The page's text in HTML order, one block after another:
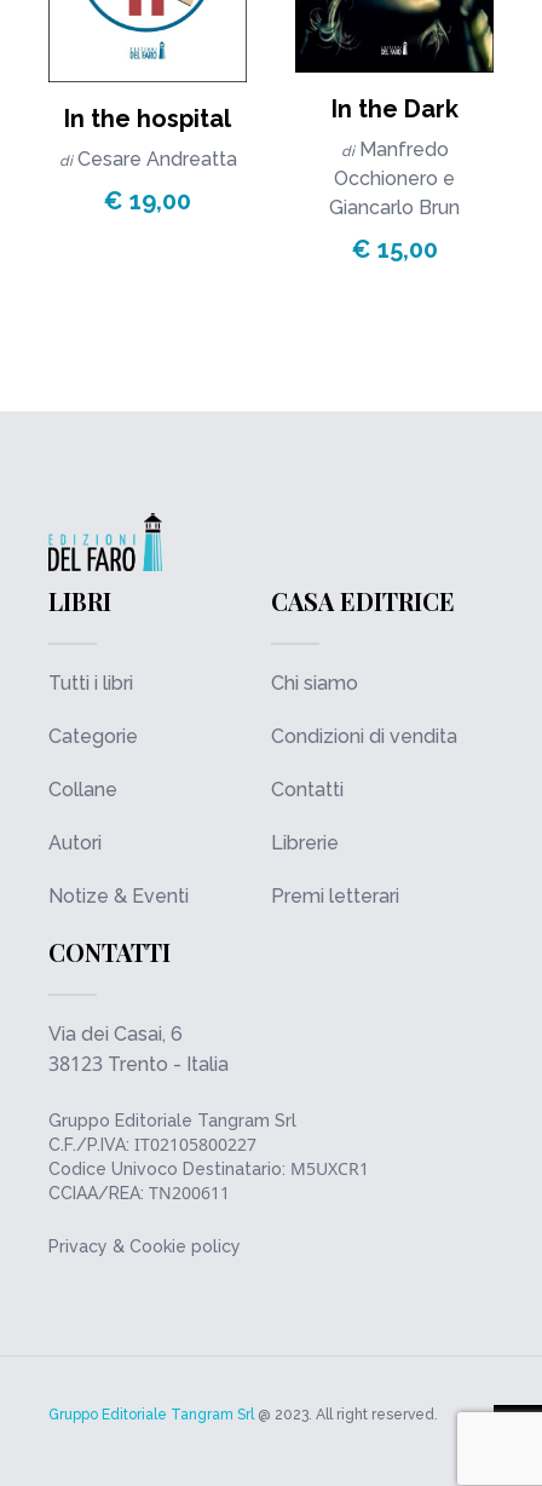
In the hospital
di Cesare Andreatta
€ 19,00
In the Dark
di Manfredo
Occhionero e
Giancarlo Brun
€ 15,00
LIBRI
Tutti i libri
Categorie
Collane
Autori
Notize & Eventi
CASA EDITRICE
Chi siamo
Condizioni di vendita
Contatti
Librerie
Premi letterari
CONTATTI
Via dei Casai, 6
38123 Trento - Italia
Gruppo Editoriale Tangram Srl
C.F./P.IVA: IT02105800227
Codice Univoco Destinatario: M5UXCR1
CCIAA/REA: TN200611
Privacy & Cookie policy
Gruppo Editoriale Tangram Srl @ 2023. All right reserved.